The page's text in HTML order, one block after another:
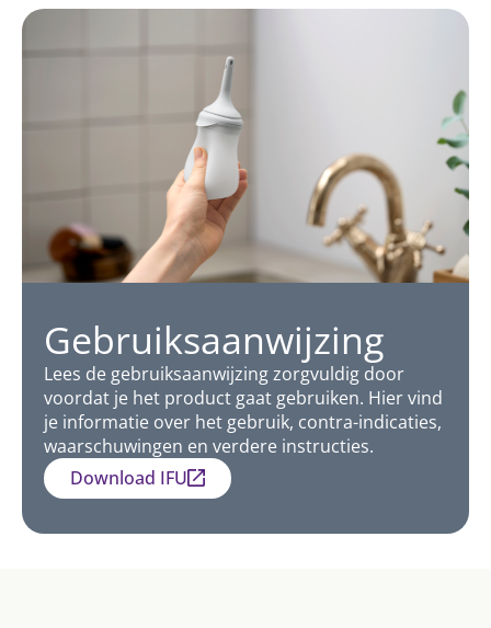
Gebruiksaanwijzing
Lees de gebruiksaanwijzing zorgvuldig door
voordat je het product gaat gebruiken. Hier vind
je informatie over het gebruik, contra-indicaties,
waarschuwingen en verdere instructies.
Download IFU